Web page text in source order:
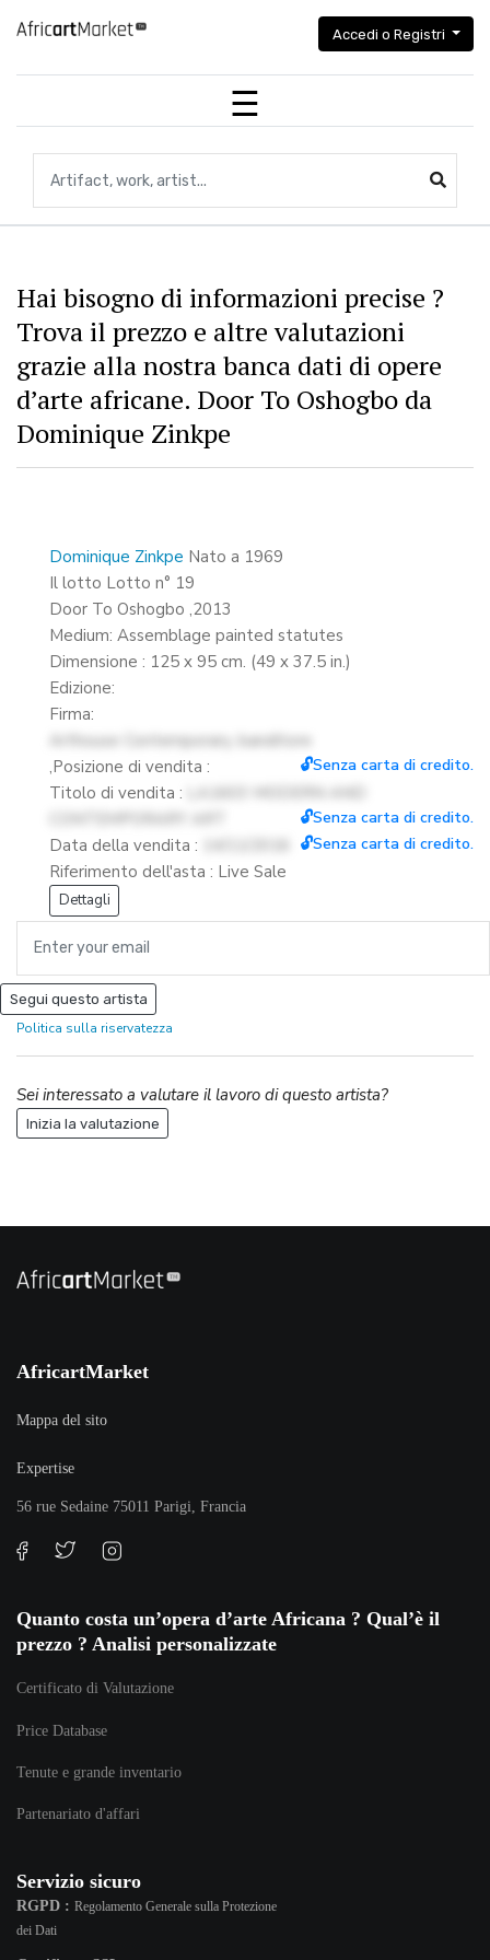
Accedi o Registri
Hai bisogno di informazioni precise ?
Trova il prezzo e altre valutazioni
grazie alla nostra banca dati di opere
d’arte africane. Door To Oshogbo da
Dominique Zinkpe
Dominique Zinkpe Nato a 1969
Il lotto Lotto n° 19
Door To Oshogbo ,2013
Medium: Assemblage painted statutes
Dimensione : 125 x 95 cm. (49 x 37.5 in.)
Edizione:
Firma:
Arthouse Contemporary, banditore
🔓Senza carta di credito.
,Posizione di vendita :
Titolo di vendita :
🔓Senza carta di credito.
Data della vendita : 🔓Senza carta di credito.
Riferimento dell'asta : Live Sale
Dettagli
Segui questo artista
Politica sulla riservatezza
Sei interessato a valutare il lavoro di questo artista?
Inizia la valutazione
AfricartMarket
Mappa del sito
Expertise
56 rue Sedaine 75011 Parigi, Francia
Quanto costa un’opera d’arte Africana ? Qual’è il
prezzo ? Analisi personalizzate
Certificato di Valutazione
Price Database
Tenute e grande inventario
Partenariato d'affari
Servizio sicuro
RGPD : Regolamento Generale sulla Protezione
dei Dati